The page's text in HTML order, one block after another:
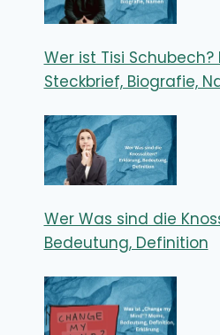
Wer ist Tisi Schubech?
Steckbrief, Biografie,
Wer Was sind die
Bedeutung, Definition